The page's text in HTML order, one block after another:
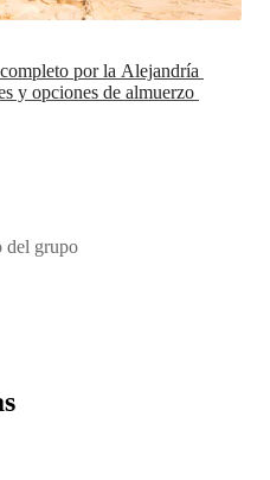
por la Alejandría
y opciones de almuerzo
del grupo